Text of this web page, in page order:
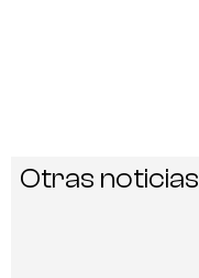
Otras noticias